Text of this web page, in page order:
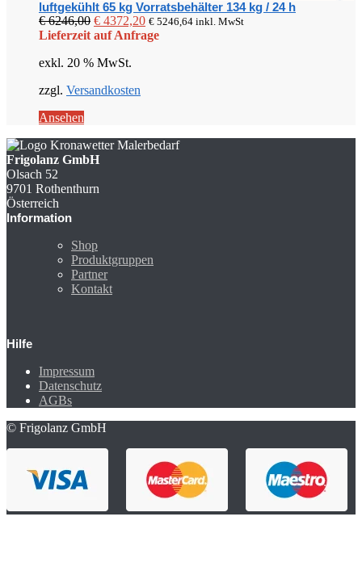
luftgekühlt 65 kg Vorratsbehälter 134 kg / 24 h
€6246,00 Ursprünglicher
Preis
€ 6246,00
€ 4372,20Aktueller
Preis
€ 5246,64 inkl. MwSt
Lieferzeit auf Anfrage
exkl. 20 % MwSt.
zzgl. Versandkosten
Ansehen
Frigolanz GmbH
Olsach 52
9701 Rothenthurn
Österreich
Information
Shop
Produktgruppen
Partner
Kontakt
Hilfe
Impressum
Datenschutz
AGBs
© Frigolanz GmbH